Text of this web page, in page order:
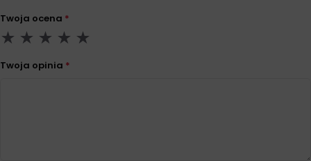
Twoja ocena *
Twoja opinia *